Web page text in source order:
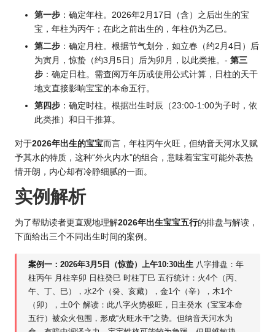
第一步 ：确定年柱。2026年2月17日（含）之后出生的宝
宝，年柱为丙午；在此之前出生的，年柱仍为乙巳。
第二步 ：确定月柱。根据节气划分，如立春（约2月4日）后
为寅月，惊蛰（约3月5日）后为卯月，以此类推。- 第三
步 ：确定日柱。需查阅万年历或使用公式计算，日柱的天干
地支直接影响宝宝的本命五行。
第四步 ：确定时柱。根据出生时辰（23:00-1:00为子时，依
此类推）和日干推算。
对于2026年出生的宝宝而言，年柱丙午火旺，但纳音天河水又赋
予其水的特质，这种“外火内水”的组合，意味着宝宝可能外表热
情开朗，内心却有冷静细腻的一面。
实例解析
为了帮助读者更直观地理解2026年出生宝宝五行的排盘与解读，
下面给出三个不同出生时间的案例。
案例一：2026年3月5日（惊蛰）上午10:30出生 八字排盘：年
柱丙午 月柱辛卯 日柱癸巳 时柱丁巳 五行统计：火4个（丙、
午、丁、巳），水2个（癸、亥藏），金1个（辛），木1个
（卯），土0个 解读：此八字火势极旺，日主癸水（宝宝本命
五行）被众火包围，形成“火旺水干”之势。但纳音天河水为